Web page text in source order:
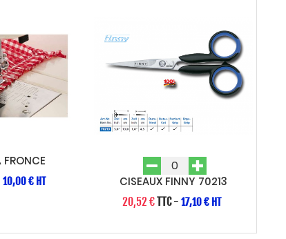
FRONCE
10,00 € HT CISEAUX FINNY 70213
20,52 €TTC- 17,10 € HT